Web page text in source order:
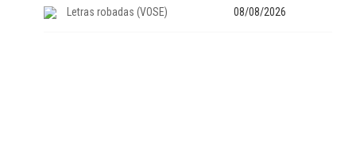
Letras robadas (VOSE) 08/08/2026